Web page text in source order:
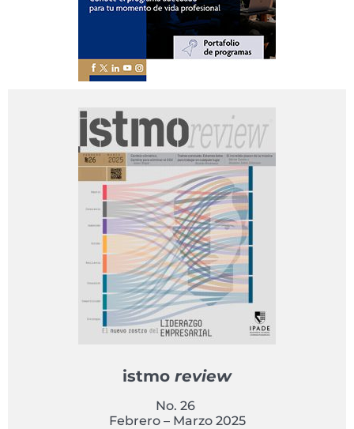
istmo review
No. 26
Febrero – Marzo 2025